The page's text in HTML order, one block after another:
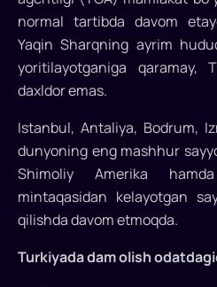
Turkiyada
turizm
faoliyati
va
xalqaro
parvozlar
odatdagidek
davom
normal tartibda davom
Yaqin Sharqning ayrim
yoritilayotganiga qaramay,
daxldor emas.
Istanbul, Antaliya, Bodrum,
dunyoning eng mashhur
Shimoliy Amerika
mintaqasidan kelayotgan
qilishda davom etmoqda.
Turkiyada dam olish